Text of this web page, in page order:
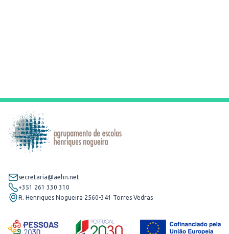
secretaria@aehn.net
+351 261 330 310
R. Henriques Nogueira 2560-341 Torres Vedras